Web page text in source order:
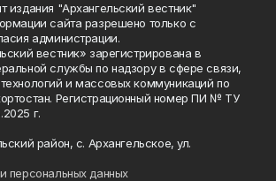
"Архангельский вестник"
сайта разрешено только с
администрации.
вестник» зарегистрирована в
службы по надзору в сфере связи,
и массовых коммуникаций по
Регистрационный номер ПИ № ТУ
г.
район, с. Архангельское, ул.
персональных данных